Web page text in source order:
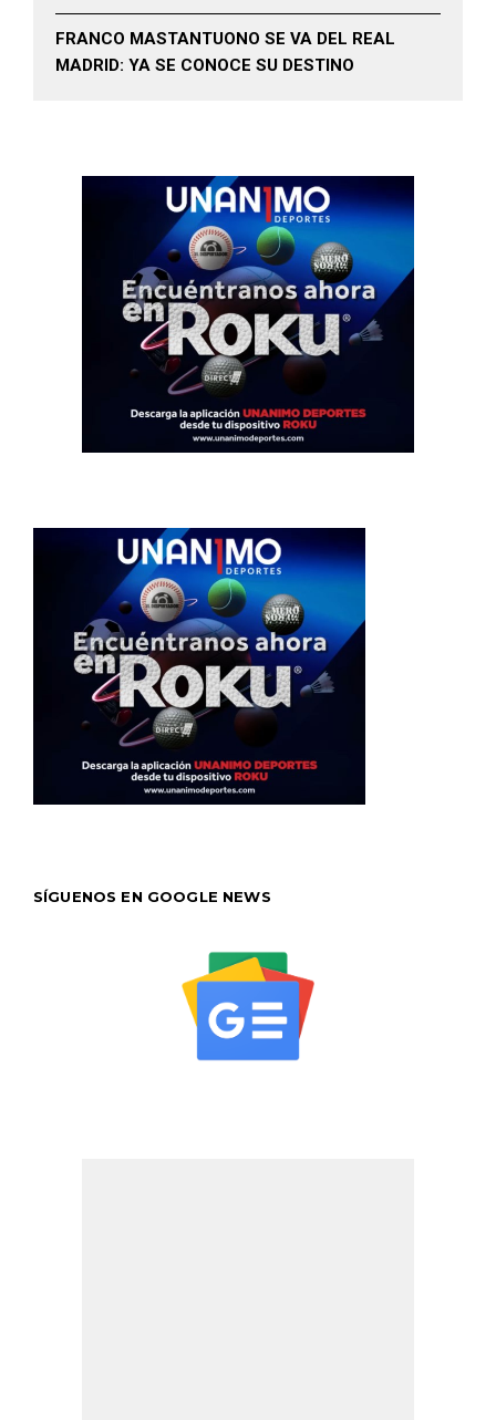
FRANCO MASTANTUONO SE VA DEL REAL
MADRID: YA SE CONOCE SU DESTINO
SÍGUENOS EN GOOGLE NEWS